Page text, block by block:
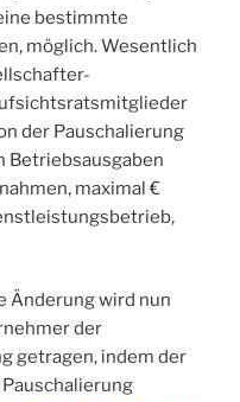
bestimmte
möglich. Wesentlich
der Pauschalierung
Betriebsausgaben
maximal €
Änderung wird nun
der
getragen, indem der